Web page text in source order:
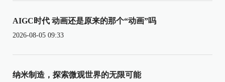
AIGC时代 动画还是原来的那个“动画”吗
2026-08-05 09:33
纳米制造，探索微观世界的无限可能